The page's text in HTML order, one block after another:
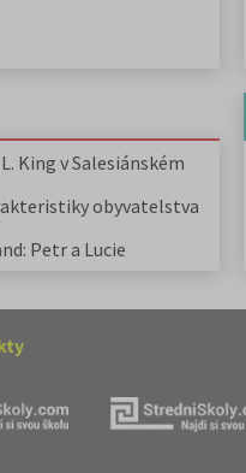
King v Salesiánském
obyvatelstva
Petr a Lucie